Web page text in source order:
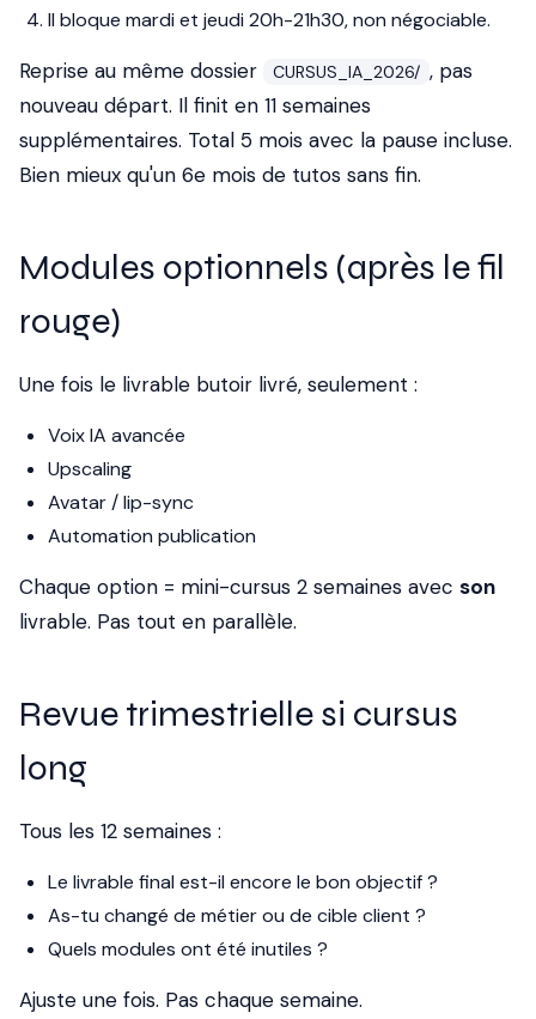
Il bloque mardi et jeudi 20h-21h30, non négociable.
Reprise au même dossier CURSUS_IA_2026/ , pas
nouveau départ. Il finit en 11 semaines
supplémentaires. Total 5 mois avec la pause incluse.
Bien mieux qu'un 6e mois de tutos sans fin.
Modules optionnels (après le fil
rouge)
Une fois le livrable butoir livré, seulement :
Voix IA avancée
Upscaling
Avatar / lip-sync
Automation publication
Chaque option = mini-cursus 2 semaines avec son
livrable. Pas tout en parallèle.
Revue trimestrielle si cursus
long
Tous les 12 semaines :
Le livrable final est-il encore le bon objectif ?
As-tu changé de métier ou de cible client ?
Quels modules ont été inutiles ?
Ajuste une fois. Pas chaque semaine.